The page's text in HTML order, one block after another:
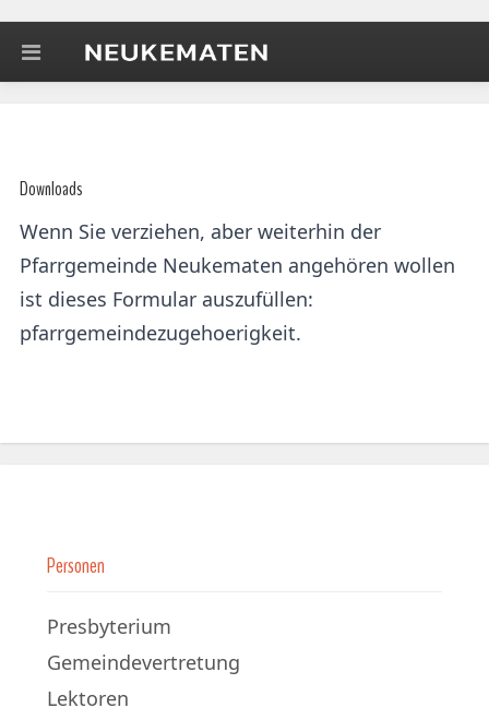
Downloads
Wenn Sie verziehen, aber weiterhin der
Pfarrgemeinde Neukematen angehören wollen
ist dieses Formular auszufüllen:
pfarrgemeindezugehoerigkeit.
Personen
Presbyterium
Gemeindevertretung
Lektoren